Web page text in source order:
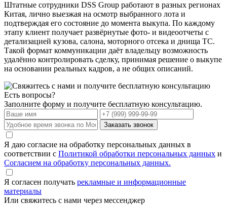
Штатные сотрудники DSS Group работают в разных регионах
Китая, лично выезжая на осмотр выбранного лота и
подтверждая его состояние до момента выкупа. По каждому
этапу клиент получает развёрнутые фото- и видеоотчеты с
детализацией кузова, салона, моторного отсека и днища ТС.
Такой формат коммуникации даёт владельцу возможность
удалённо контролировать сделку, принимая решение о выкупе
на основании реальных кадров, а не общих описаний.
Есть вопросы?
Заполните форму и получите бесплатную консультацию.
Заказать звонок
Я даю согласие на обработку персональных данных в
соответствии с Политикой обработки персональных данных и
Согласием на обработку персональных данных.
Я согласен получать рекламные и информационные
материалы
Или свяжитесь с нами через мессенджер